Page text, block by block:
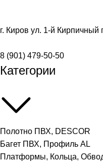
г. Киров ул. 1-й Кирпичный
8 (901) 479-50-50
Категории
Полотно ПВХ, DESCOR
Багет ПВХ, Профиль AL
Платформы, Кольца,